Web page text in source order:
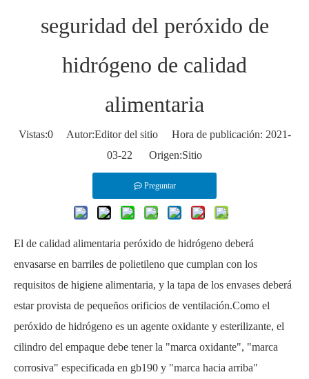
seguridad del peróxido de
hidrógeno de calidad
alimentaria
Vistas:0Autor:Editor del sitio Hora de publicación: 2021-
03-22 Origen:Sitio
Preguntar
El de calidad alimentaria peróxido de hidrógeno deberá
envasarse en barriles de polietileno que cumplan con los
requisitos de higiene alimentaria, y la tapa de los envases deberá
estar provista de pequeños orificios de ventilación.Como el
peróxido de hidrógeno es un agente oxidante y esterilizante, el
cilindro del empaque debe tener la "marca oxidante", "marca
corrosiva" especificada en gb190 y "marca hacia arriba"